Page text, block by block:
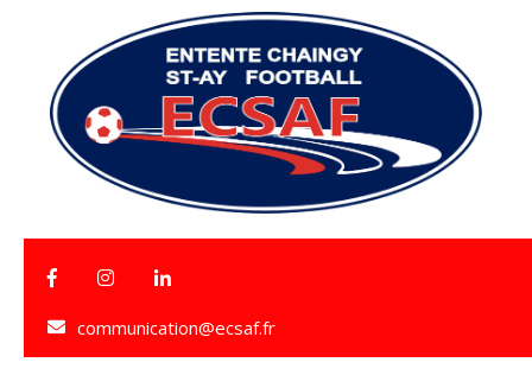
communication@ecsaf.fr